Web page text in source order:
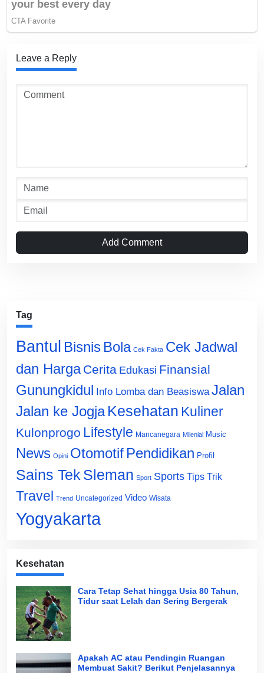
Leave a Reply
Add Comment
Tag
Bantul Bisnis Bola Cek Fakta Cek Jadwal
dan Harga Cerita Edukasi Finansial
Gunungkidul Info Lomba dan Beasiswa Jalan
Jalan ke Jogja Kesehatan Kuliner
Kulonprogo Lifestyle Mancanegara Milenial Music
News Opini Otomotif Pendidikan Profil
Sains Tek Sleman Sport Sports Tips Trik
Travel Trend Uncategorized Video Wisata
Yogyakarta
Kesehatan
Cara Tetap Sehat hingga Usia 80 Tahun,
Tidur saat Lelah dan Sering Bergerak
Apakah AC atau Pendingin Ruangan
Membuat Sakit? Berikut Penjelasannya